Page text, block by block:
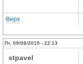
Верх
Пт, 09/08/2019 - 22:13
stpavel